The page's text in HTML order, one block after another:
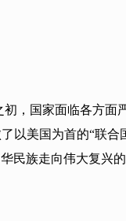
，国家面临各方面
以美国为首的“联合
民族走向伟大复兴